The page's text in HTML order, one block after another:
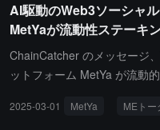
AI駆動のWeb3ソーシャ
MetYaが流動性ステーキ
ChainCatcher のメッセージ
ットフォーム MetYa が流動
ーザーは MetYa の公式サイ
2025-03-01 MetYa MEトー